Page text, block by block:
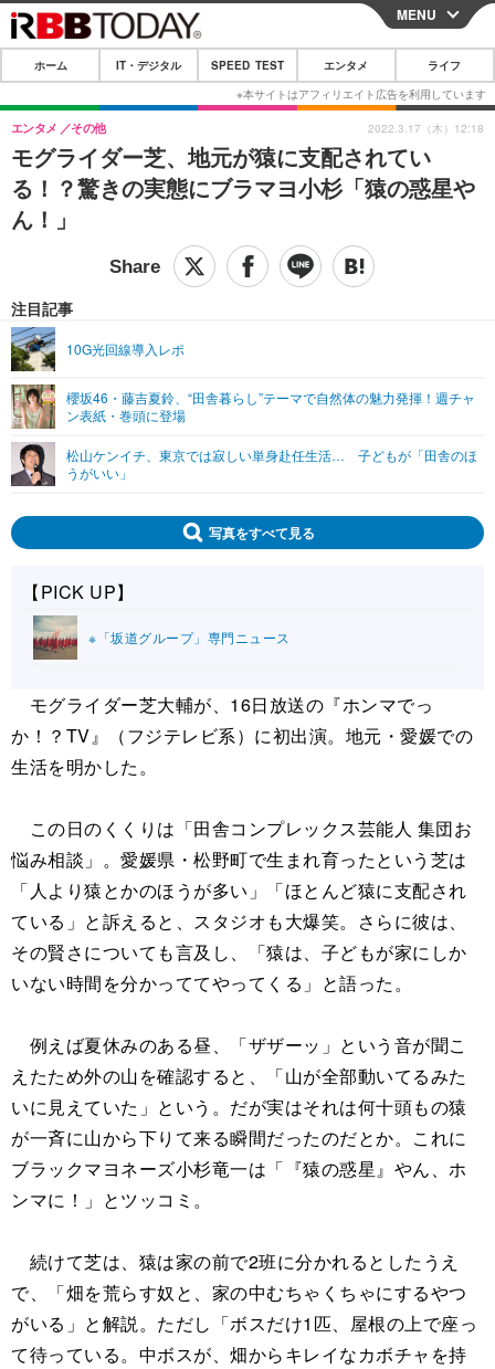
CLOSE
ホーム
IT・デジタル
IT・デジタルTOP スマートフォン
ネタ
その他
SPEED TEST
エンタメ
エンタメTOP 映画・ドラマ
音楽
グラビア ブログ
ペット
その他
リリース一覧
プッシュ通知の停止方法
MENU
ホーム IT・デジタル SPEED TEST エンタメ ライフ
モグライダー芝、地元が猿に支配されてい
る！？驚きの実態にブラマヨ小杉「猿の惑星や
ん！」
エンタメ その他
注目記事
10G光回線導入レポ
櫻坂46・藤吉夏鈴、“田舎暮らし”テーマで自然体の魅力発揮！週チャ
ン表紙・巻頭に登場
松山ケンイチ、東京では寂しい単身赴任生活… 子どもが「田舎のほ
うがいい」
2022.3.17（木）12:18
写真をすべて見る
【PICK UP】
※「坂道グループ」専門ニュース
モグライダー芝大輔が、16日放送の『ホンマでっ
か！？TV』（フジテレビ系）に初出演。地元・愛媛での
生活を明かした。
この日のくくりは「田舎コンプレックス芸能人 集団お
悩み相談」。愛媛県・松野町で生まれ育ったという芝は
「人より猿とかのほうが多い」「ほとんど猿に支配され
ている」と訴えると、スタジオも大爆笑。さらに彼は、
その賢さについても言及し、「猿は、子どもが家にしか
いない時間を分かっててやってくる」と語った。
例えば夏休みのある昼、「ザザーッ」という音が聞こ
えたため外の山を確認すると、「山が全部動いてるみた
いに見えていた」という。だが実はそれは何十頭もの猿
が一斉に山から下りて来る瞬間だったのだとか。これに
ブラックマヨネーズ小杉竜一は「『猿の惑星』やん、ホ
ンマに！」とツッコミ。
続けて芝は、猿は家の前で2班に分かれるとしたうえ
で、「畑を荒らす奴と、家の中むちゃくちゃにするやつ
がいる」と解説。ただし「ボスだけ1匹、屋根の上で座っ
て待っている。中ボスが、畑からキレイなカボチャを持